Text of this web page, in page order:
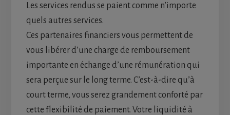
Les services rendus se paient comme n’importe
quels autres services.
Ces partenaires financiers vous permettent de
vous libérer d’une charge de remboursement
importante en échange d’une rémunération qui
sera perçue sur le long terme. C’est-à-dire qu’à
court terme, vous serez grandement conforté par
cette flexibilité de paiement. Votre liquidité à